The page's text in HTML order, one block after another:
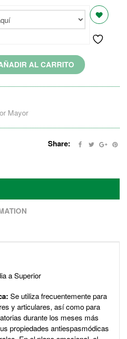
AL CARRITO
Mayor
Share:
a Superior
Se utiliza frecuentemente para
y articulares, así como para
durante los meses más
propiedades antiespasmódicas